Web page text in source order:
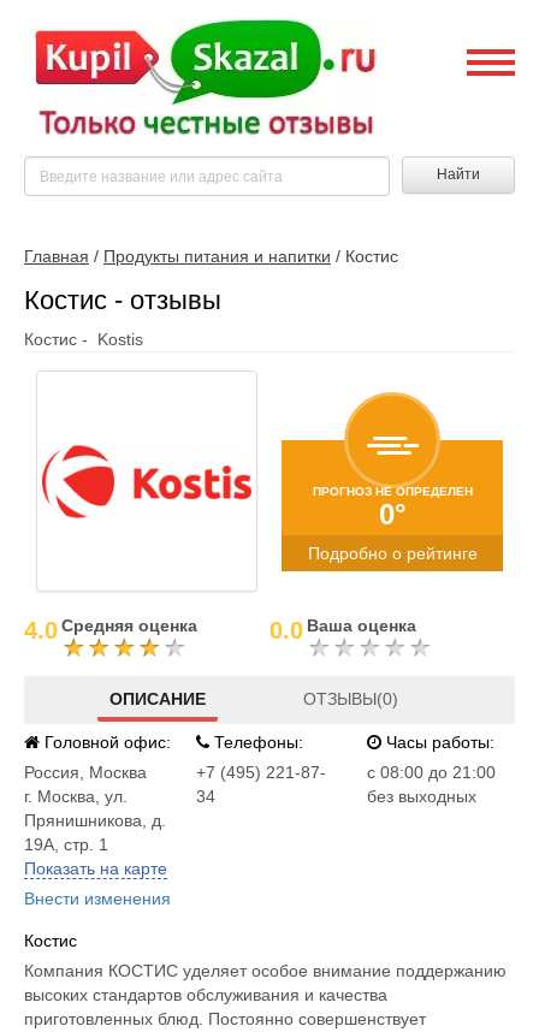
Найти
Главная / Продукты питания и напитки / Костис
Костис - отзывы
Костис - Kostis
ПРОГНОЗ НЕ ОПРЕДЕЛЕН
0°
Подробно о рейтинге
4.0Средняя оценка 0.0 Ваша оценка
ОПИСАНИЕ ОТЗЫВЫ(0)
Головной офис:
Россия
Москва
г. Москва, ул.
Прянишникова, д.
19А, стр. 1
Показать на карте
Внести изменения
Телефоны:
+7 (495) 221-87-
34
Часы работы:
c 08:00 до 21:00
без выходных
Костис
Компания КОСТИС уделяет особое внимание поддержанию
высоких стандартов обслуживания и качества
приготовленных блюд. Постоянно совершенствует